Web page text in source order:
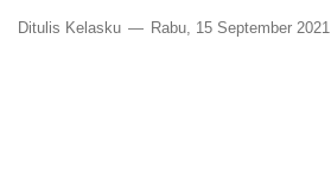
Ditulis Kelasku Rabu, 15 September 2021